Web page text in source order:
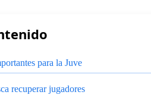
para la Juve
recuperar jugadores